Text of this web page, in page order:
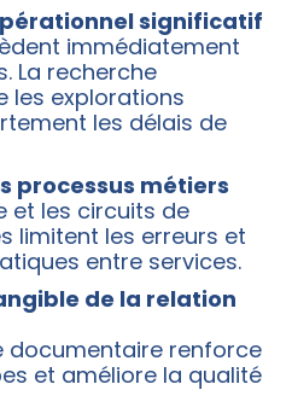
significatif
immédiatement
La recherche
les explorations
les délais de
processus métiers
et les circuits de
limitent les erreurs et
entre services.
de la relation
documentaire renforce
et améliore la qualité